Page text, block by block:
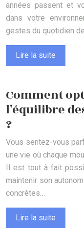
années passent et
dans votre
gestes du quotidien
Lire la suite
Comment
l’équilibre
?
Vous sentez-vous
une vie où chaque
Il est tout à fait
maintenir son
concrètes…
Lire la suite